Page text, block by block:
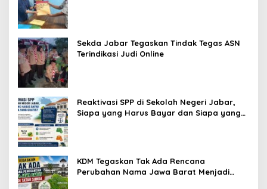
Sekda Jabar Tegaskan Tindak Tegas ASN
Terindikasi Judi Online
Reaktivasi SPP di Sekolah Negeri Jabar,
Siapa yang Harus Bayar dan Siapa yang
KDM Tegaskan Tak Ada Rencana
Perubahan Nama Jawa Barat Menjadi